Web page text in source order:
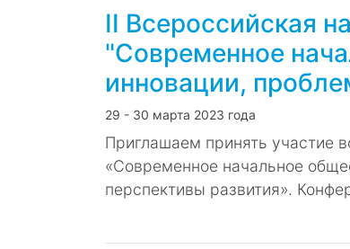
II Всероссийская
"Современное
инновации,
29 - 30 марта 2023 года
Приглашаем принять участие
«Современное начальное
перспективы развития».